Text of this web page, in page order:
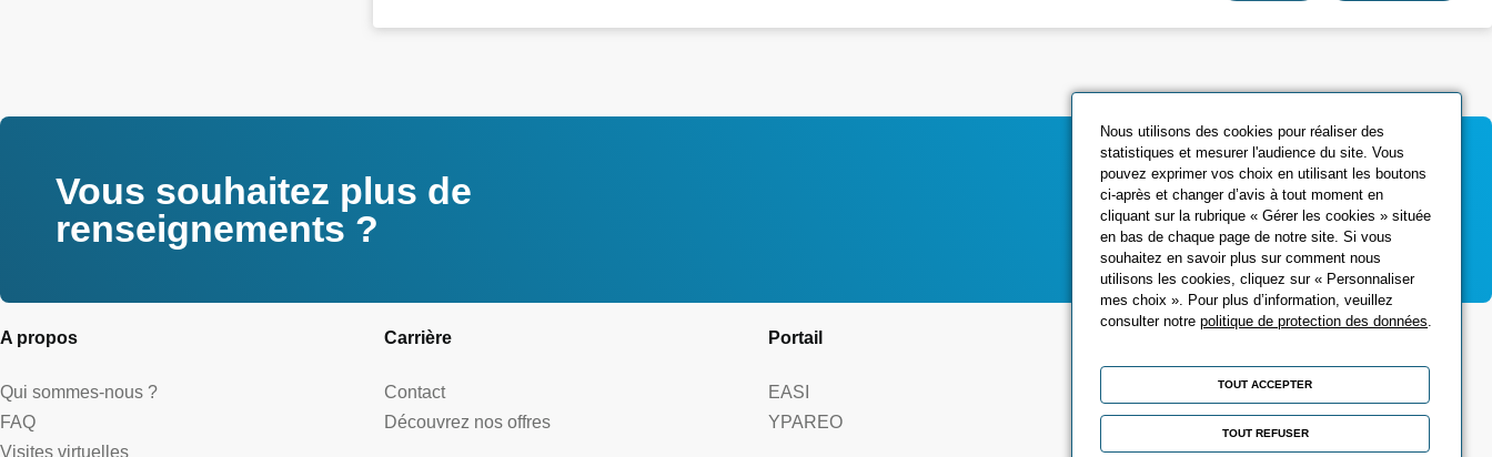
Vous souhaitez plus de
renseignements ?
Contactez-nous
A propos
Qui sommes-nous ?
FAQ
Visites virtuelles
Carrière
Contact
Découvrez nos offres
Portail
EASI
YPAREO
Nous utilisons des cookies pour réaliser des
statistiques et mesurer l'audience du site. Vous
pouvez exprimer vos choix en utilisant les boutons
ci-après et changer d’avis à tout moment en
cliquant sur la rubrique « Gérer les cookies » située
en bas de chaque page de notre site. Si vous
souhaitez en savoir plus sur comment nous
utilisons les cookies, cliquez sur « Personnaliser
mes choix ». Pour plus d’information, veuillez
consulter notrepolitique de protection des données.
TOUT ACCEPTER
TOUT REFUSER